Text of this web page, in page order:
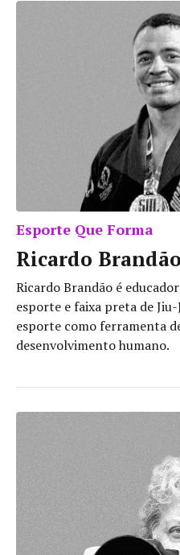
Esporte Que Forma
Ricardo Brandão
Ricardo Brandão é
esporte e faixa preta de
esporte como ferramenta
desenvolvimento humano.